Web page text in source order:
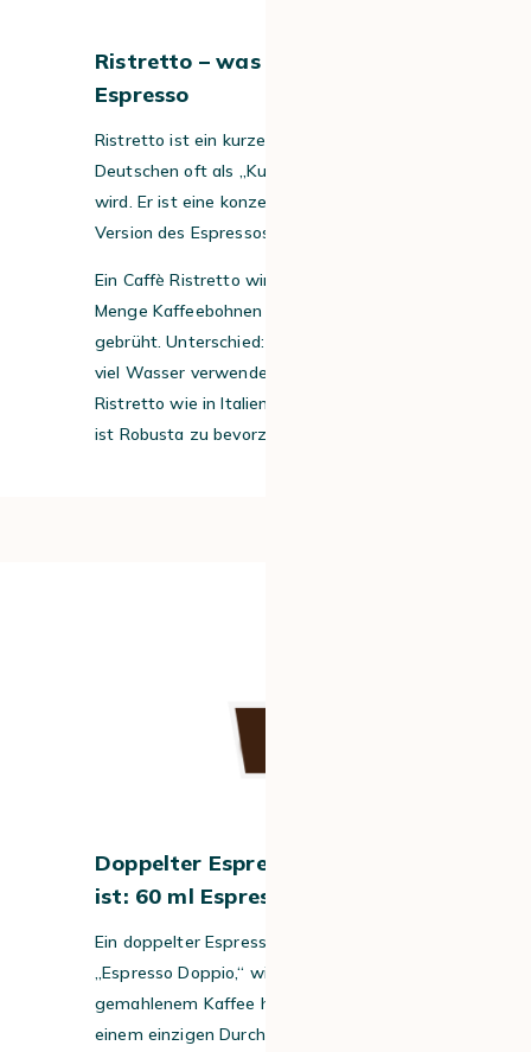
Ristretto – was drin ist: 22 ml
Espresso
Ristretto ist ein kurzer Espresso, der im
Deutschen oft als „Kurzer“ bezeichnet
wird. Er ist eine konzentrierte und dunkle
Version des Espressos.
Ein Caffè Ristretto wird mit derselben
Menge Kaffeebohnen wie ein Espresso
gebrüht. Unterschied: Es wird nur halb so
viel Wasser verwendet. Wenn Sie einen
Ristretto wie in Italien genießen möchten,
ist Robusta zu bevorzugen.
Doppelter Espresso – was drin
ist: 60 ml Espresso
Ein doppelter Espresso, auf Italienisch
„Espresso Doppio,“ wird aus mehr
gemahlenem Kaffee hergestellt und in
einem einzigen Durchgang gebrüht. So